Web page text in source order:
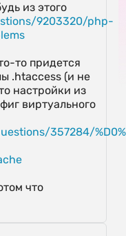
из этого
9203320/php-
то придется
.htaccess (и не
настройки из
виртуального
357284/
что